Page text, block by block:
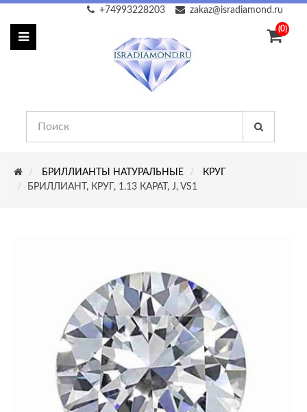
zakaz@isradiamond.ru
+74993228203
(0)
БРИЛЛИАНТЫ НАТУРАЛЬНЫЕ
КРУГ
БРИЛЛИАНТ, КРУГ, 1.13 КАРАТ, J, VS1